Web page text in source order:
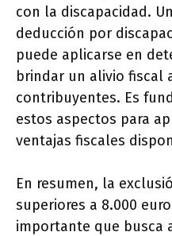
con la discapacidad.
deducción por
puede aplicarse en
brindar un alivio fiscal
contribuyentes. Es
estos aspectos para
ventajas fiscales
En resumen, la
superiores a 8.000
importante que busca